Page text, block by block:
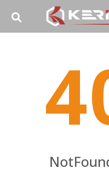
Referanslar